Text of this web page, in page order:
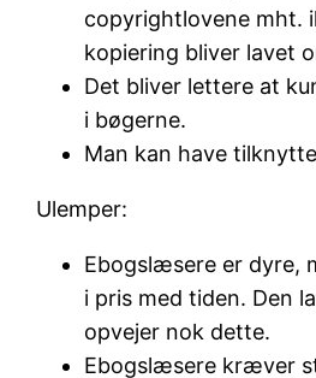
copyrightlovene mht.
kopiering bliver lavet
Det bliver lettere at
i bøgerne.
Man kan have
Ulemper:
Ebogslæsere er dyre,
i pris med tiden. Den
opvejer nok dette.
Ebogslæsere kræver